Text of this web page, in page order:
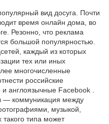
вид досуга. Почти
время онлайн дома, во
Резонно, что реклама
большой популярностью.
каждый из которых
тех или иных
многочисленные
российские
и англоязычные Facebook .
— коммуникация между
музыкой,
такого типа может